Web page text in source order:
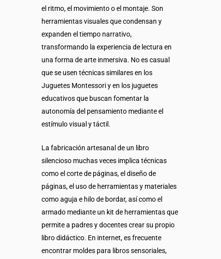
el ritmo, el movimiento o el montaje. Son
herramientas visuales que condensan y
expanden el tiempo narrativo,
transformando la experiencia de lectura en
una forma de arte inmersiva. No es casual
que se usen técnicas similares en los
Juguetes Montessori y en los juguetes
educativos que buscan fomentar la
autonomía del pensamiento mediante el
estímulo visual y táctil.
La fabricación artesanal de un libro
silencioso muchas veces implica técnicas
como el corte de páginas, el diseño de
páginas, el uso de herramientas y materiales
como aguja e hilo de bordar, así como el
armado mediante un kit de herramientas que
permite a padres y docentes crear su propio
libro didáctico. En internet, es frecuente
encontrar moldes para libros sensoriales,